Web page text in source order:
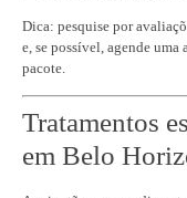
Dica: pesquise por
e, se possível, agende
pacote.
Tratamentos
em Belo